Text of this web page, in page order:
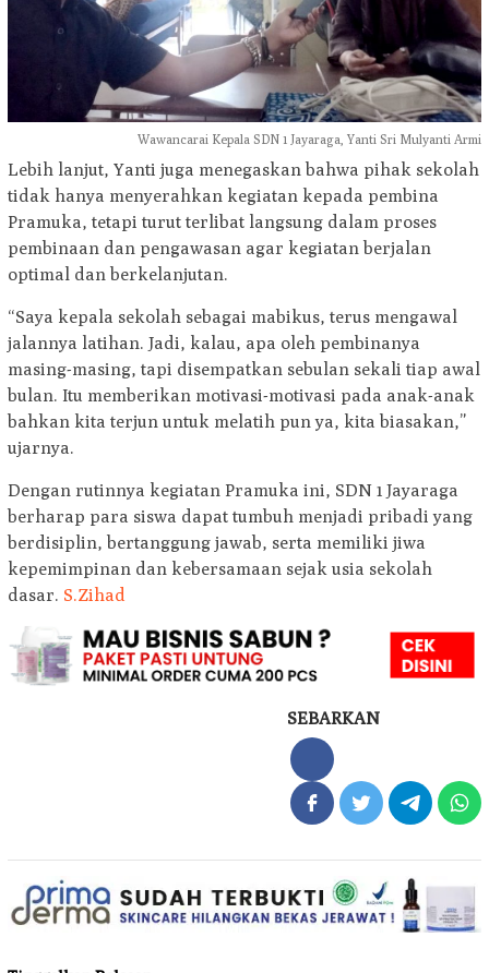
Wawancarai Kepala SDN 1 Jayaraga, Yanti Sri Mulyanti Armi
Lebih lanjut, Yanti juga menegaskan bahwa pihak sekolah
tidak hanya menyerahkan kegiatan kepada pembina
Pramuka, tetapi turut terlibat langsung dalam proses
pembinaan dan pengawasan agar kegiatan berjalan
optimal dan berkelanjutan.
“Saya kepala sekolah sebagai mabikus, terus mengawal
jalannya latihan. Jadi, kalau, apa oleh pembinanya
masing-masing, tapi disempatkan sebulan sekali tiap awal
bulan. Itu memberikan motivasi-motivasi pada anak-anak
bahkan kita terjun untuk melatih pun ya, kita biasakan,”
ujarnya.
Dengan rutinnya kegiatan Pramuka ini, SDN 1 Jayaraga
berharap para siswa dapat tumbuh menjadi pribadi yang
berdisiplin, bertanggung jawab, serta memiliki jiwa
kepemimpinan dan kebersamaan sejak usia sekolah
dasar. S.Zihad
SEBARKAN